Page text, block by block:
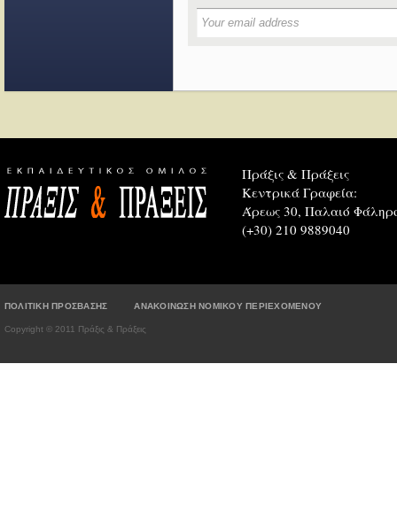
Πράξις & Πράξεις
Κεντρικά Γραφεία:
Άρεως 30, Παλαιό
(+30) 210 9889040
ΠΟΛΙΤΙΚΗ ΠΡΟΣΒΑΣΗΣ ΑΝΑΚΟΙΝΩΣΗ ΝΟΜΙΚΟΥ ΠΕΡΙΕΧΟΜΕΝΟΥ
Copyright © 2011 Πράξις & Πράξεις